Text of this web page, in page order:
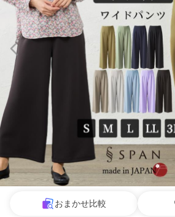
おまかせ比較